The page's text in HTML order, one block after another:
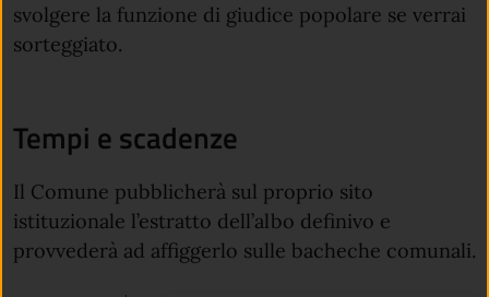
svolgere la funzione di giudice popolare se verrai
sorteggiato.
Tempi e scadenze
Il Comune pubblicherà sul proprio sito
istituzionale l’estratto dell’albo definivo e
provvederà ad affiggerlo sulle bacheche comunali.